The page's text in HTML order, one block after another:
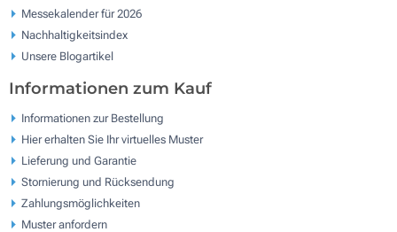
Messekalender für 2026
Nachhaltigkeitsindex
Unsere Blogartikel
Informationen zum Kauf
Informationen zur Bestellung
Hier erhalten Sie Ihr virtuelles Muster
Lieferung und Garantie
Stornierung und Rücksendung
Zahlungsmöglichkeiten
Muster anfordern